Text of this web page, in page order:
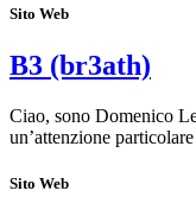
Sito Web
B3 (br3ath)
Ciao, sono Domenico
un’attenzione
Sito Web